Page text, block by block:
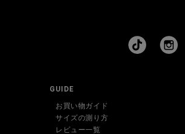
GUIDE
お買い物ガイド
サイズの測り方
レビュー一覧